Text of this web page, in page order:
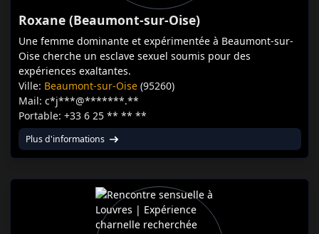
Roxane (Beaumont-sur-Oise)
Une femme dominante et expérimentée à Beaumont-sur-
Oise cherche un esclave sexuel soumis pour des
expériences exaltantes.
Ville: Beaumont-sur-Oise (95260)
Mail: c*j***@*******.**
Portable: +33 6 25 ** ** **
Plus d'informations